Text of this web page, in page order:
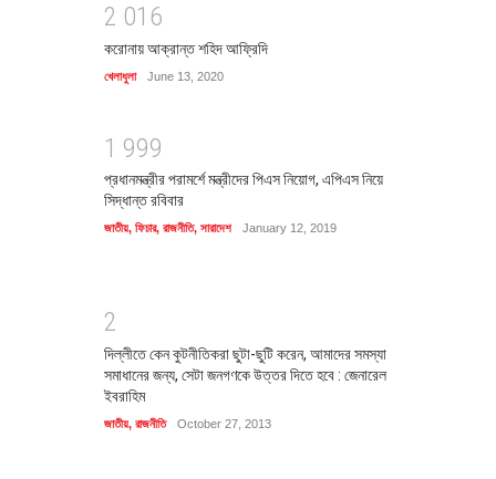
2 01 6
করোনায় আক্রান্ত শহিদ আফ্রিদি
খেলাধুলা June 13, 2020
1 999
প্রধানমন্ত্রীর পরামর্শে মন্ত্রীদের পিএস নিয়োগ, এপিএস নিয়ে
সিদ্ধান্ত রবিবার
জাতীয়, ফিচার, রাজনীতি, সারাদেশ January 12, 2019
2
দিল্লীতে কেন কুটনীতিকরা ছুটা-ছুটি করেন, আমাদের সমস্যা
সমাধানের জন্য, সেটা জনগণকে উত্তর দিতে হবে : জেনারেল
ইবরাহিম
জাতীয়, রাজনীতি October 27, 2013